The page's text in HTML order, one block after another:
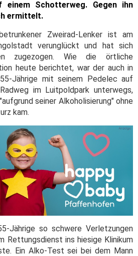
einem Schotterweg. Gegen ihn
ermittelt.
Zweirad-Lenker ist am
verunglückt und hat sich
zugezogen. Wie die örtliche
heute berichtet, war der auch in
Jährige mit seinem Pedelec auf
im Luitpoldpark unterwegs,
seiner Alkoholisierung" ohne
kam.
Jährige so schwere Verletzungen
Rettungsdienst ins hiesige Klinikum
Ein Alko-Test sei bei dem Mann